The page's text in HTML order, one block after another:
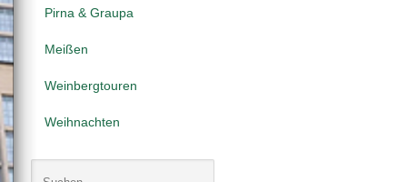
Pirna & Graupa
Meißen
Weinbergtouren
Weihnachten